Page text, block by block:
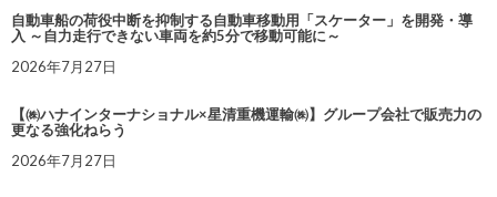
自動車船の荷役中断を抑制する自動車移動用「スケーター」を開発・導
入 ～自力走行できない車両を約5分で移動可能に～
2026年7月27日
【㈱ハナインターナショナル×星清重機運輸㈱】グループ会社で販売力の
更なる強化ねらう
2026年7月27日